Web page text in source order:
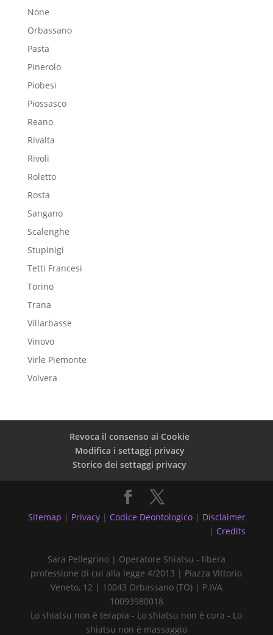
None
Orbassano
Pasta
Pinerolo
Piobesi
Piossasco
Reano
Rivalta
Rivoli
Roletto
Rosta
Sangano
Scalenghe
Stupinigi
Tetti Francesi
Torino
Trana
Villarbasse
Vinovo
Virle Piemonte
Volvera
Revoca il consenso ai Cookie
Modifica i settaggi privacy
Storico dei settaggi privacy
Sitemap | Privacy | Codice Deontologico | Disclaimer
| Credits
Sara Pellegrino | Operatore Shiatsu - libera
professione di cui alla legge 4/2013 | Piazza Vittorio
Veneto, 12 | 10043 Orbassano (TO) | P.IVA
10093980018
Lo shiatsu non è terapia - Lo shiatsu non è cura - Lo
shiatsu non è massaggio